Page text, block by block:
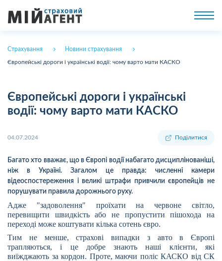
Страхування Новини страхування
Європейські дороги і українські водії: чому варто мати КАСКО
Європейські дороги і українські
водії: чому варто мати КАСКО
04.07.2024 Поділитися
Багато хто вважає, що в Європі водії набагато дисциплінованіші,
ніж в Україні. Загалом це правда: численні камери
відеоспостереження і великі штрафи привчили європейців не
порушувати правила дорожнього руху.
Адже "задоволення" проїхати на червоне світло,
перевищити швидкість або не пропустити пішохода на
переході може коштувати кілька сотень євро.
Тим не менше, страхові випадки з авто в Європі
трапляються, і це добре знають наші клієнти, які
виїжджають за кордон. Проте, маючи поліс КАСКО від СК